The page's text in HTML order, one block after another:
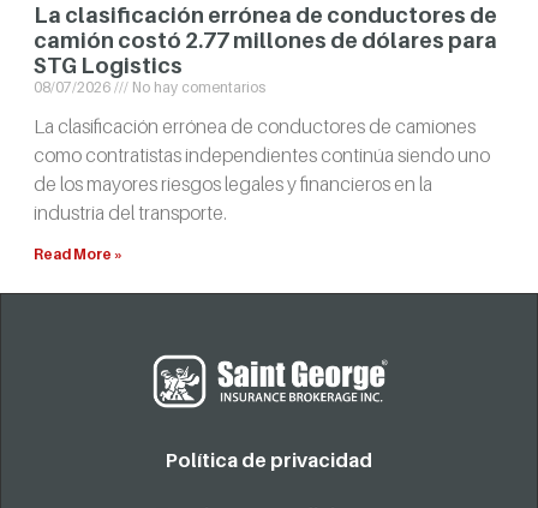
La clasificación errónea de conductores de
camión costó 2.77 millones de dólares para
STG Logistics
08/07/2026 No hay comentarios
La clasificación errónea de conductores de camiones
como contratistas independientes continúa siendo uno
de los mayores riesgos legales y financieros en la
industria del transporte.
Read More »
Política de privacidad